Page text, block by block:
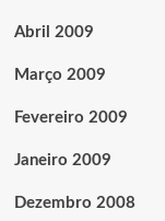
Abril 2009
Março 2009
Fevereiro 2009
Janeiro 2009
Dezembro 2008